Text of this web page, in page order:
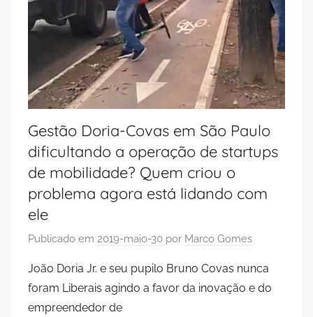
Gestão Doria-Covas em São Paulo
dificultando a operação de startups
de mobilidade? Quem criou o
problema agora está lidando com
ele
Publicado em 2019-maio-30 por Marco Gomes
João Doria Jr. e seu pupilo Bruno Covas nunca
foram Liberais agindo a favor da inovação e do
empreendedor de